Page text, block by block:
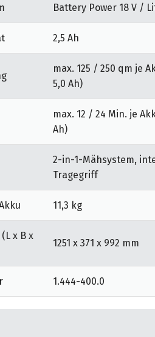
Battery Power 18 V /
2,5 Ah
max. 125 / 250 qm je
5,0 Ah)
max. 12 / 24 Min. je
Ah)
2-in-1-Mähsystem,
Tragegriff
11,3 kg
x B x
1251 x 371 x 992 mm
1.444-400.0